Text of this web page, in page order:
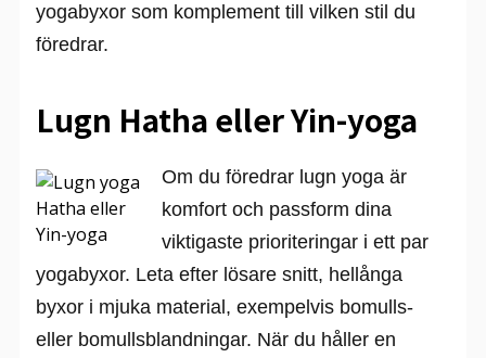
yogabyxor som komplement till vilken stil du
föredrar.
Lugn Hatha eller Yin-yoga
Om du föredrar lugn yoga är
komfort och passform dina
viktigaste prioriteringar i ett par
yogabyxor. Leta efter lösare snitt, hellånga
byxor i mjuka material, exempelvis bomulls-
eller bomullsblandningar. När du håller en